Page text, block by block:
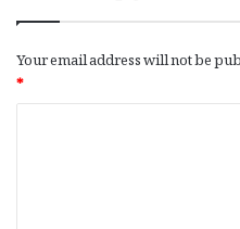
Your email address will not be
*